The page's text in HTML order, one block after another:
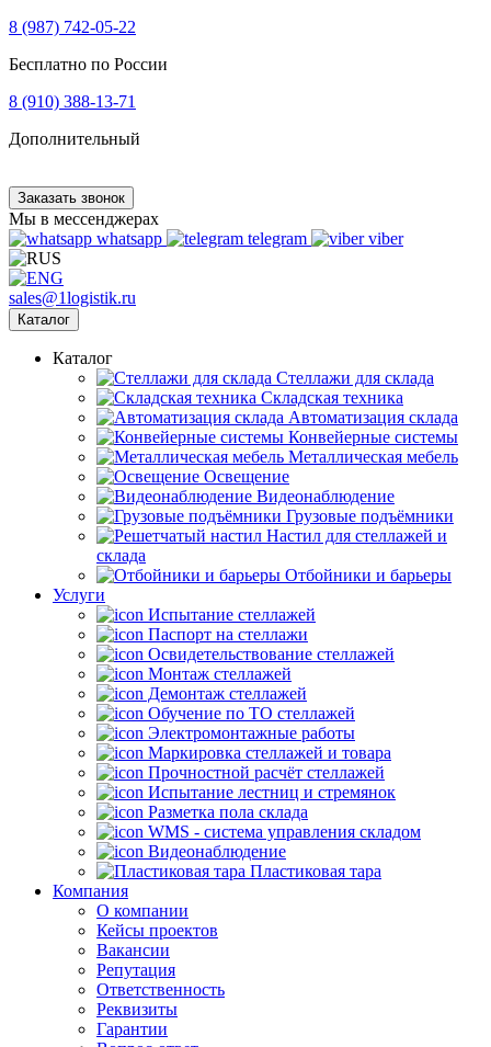
8 (987) 742-05-22
Бесплатно по России
8 (910) 388-13-71
Дополнительный
Заказать звонок
Мы в мессенджерах
whatsapp
telegram viber
sales@1logistik.ru
Каталог
Каталог
Cтеллажи для склада
Складская техника
Автоматизация склада
Конвейерные системы
Металлическая мебель
Освещение
Видеонаблюдение
Грузовые подъёмники
Настил для стеллажей и
склада
Отбойники и барьеры
Услуги
Испытание стеллажей
Паспорт на стеллажи
Освидетельствование стеллажей
Монтаж стеллажей
Демонтаж стеллажей
Обучение по ТО стеллажей
Электромонтажные работы
Маркировка стеллажей и товара
Прочностной расчёт стеллажей
Испытание лестниц и стремянок
Разметка пола склада
WMS - система управления складом
Видеонаблюдение
Пластиковая тара
Компания
О компании
Кейсы проектов
Вакансии
Репутация
Ответственность
Реквизиты
Гарантии